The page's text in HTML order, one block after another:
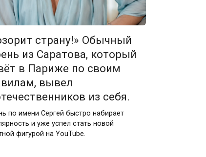
страну!» Обычный
из Саратова, который
в Париже по своим
вывел
из себя.
по имени Сергей быстро набирает
и уже успел стать новой
фигурой на YouTube.